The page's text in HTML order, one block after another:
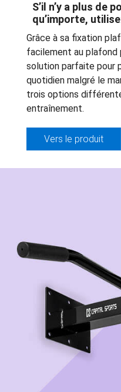
S’il n’y a plus de
qu’importe,
Grâce à sa fixation
facilement au plafond
solution parfaite pour
quotidien malgré le
trois options
entraînement.
Vers le produit